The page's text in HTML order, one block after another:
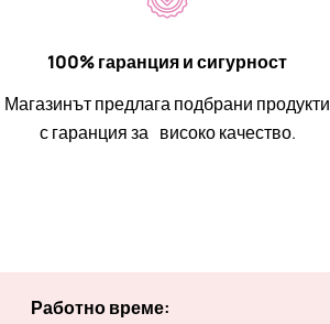
100% гаранция и сигурност
Магазинът предлага подбрани продукти
с гаранция за високо качество.
Работно време: